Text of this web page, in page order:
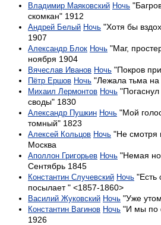
Владимир Маяковский Ночь
скомкан" 1912
Андрей Белый Ночь "Хотя бы
1907
Александр Блок Ночь "Маг,
ноября 1904
Вячеслав Иванов Ночь "Покров
Пётр Ершов Ночь "Лежала тьма на
Михаил Лермонтов Ночь
своды" 1830
Александр Пушкин Ночь "Мой
томный" 1823
Алексей Кольцов Ночь "Не смотря
Москва
Аполлон Григорьев Ночь "Немая
Сентябрь 1845
Константин Случевский Ночь "Есть
посылает " <1857-1860>
Василий Жуковский Ночь "Уже
Константин Вагинов Ночь "И мы по
1926